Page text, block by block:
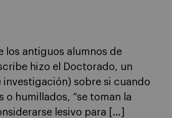
los antiguos alumnos de
hizo el Doctorado, un
sobre si cuando
o humillados, “se toman la
lesivo para […]